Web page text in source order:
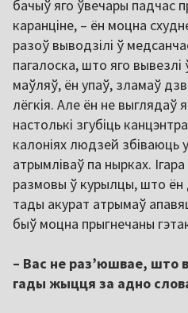
бачыў яго ўвечары падчас
каранціне, – ён моцна
разоў выводзілі ў
пагалоска, што яго
маўляў, ён упаў, зламаў
лёгкія. Але ён не выглядаў
настолькі згубіць
калоніях людзей збіваюць
атрымліваў па нырках.
размовы ў курылцы, што ён
тады акурат атрымаў
быў моцна прыгнечаны
– Вас не раз’юшвае, што
гады жыцця за адно